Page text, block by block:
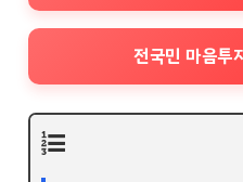
전국민 마음투